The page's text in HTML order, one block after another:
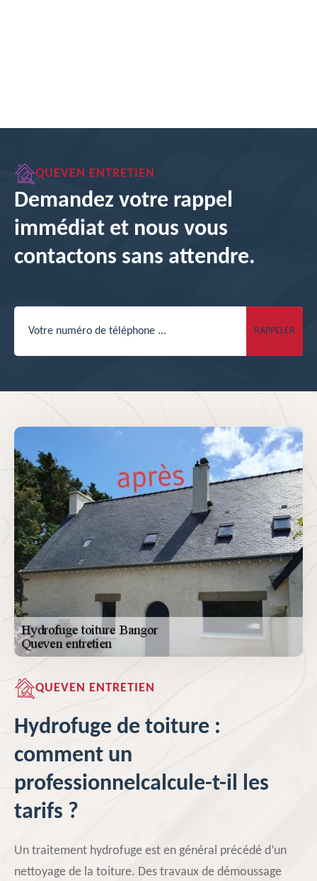
QUEVEN ENTRETIEN
Demandez votre rappel
immédiat et nous vous
contactons sans attendre.
QUEVEN ENTRETIEN
Hydrofuge de toiture :
comment un
professionnelcalcule-t-il les
tarifs ?
Un traitement hydrofuge est en général précédé d’un
nettoyage de la toiture. Des travaux de démoussage